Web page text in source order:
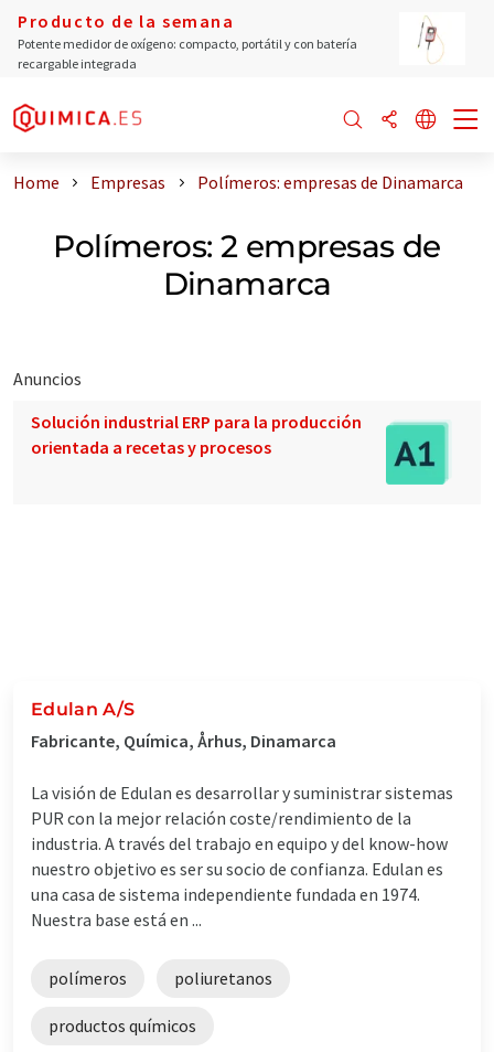
Producto de la semana
Potente medidor de oxígeno: compacto, portátil y con batería
recargable integrada
Home Empresas Polímeros: empresas de Dinamarca
Polímeros: 2 empresas de
Dinamarca
Anuncios
Solución industrial ERP para la producción
orientada a recetas y procesos
Edulan A/S
Fabricante, Química, Århus, Dinamarca
La visión de Edulan es desarrollar y suministrar sistemas
PUR con la mejor relación coste/rendimiento de la
industria. A través del trabajo en equipo y del know-how
nuestro objetivo es ser su socio de confianza. Edulan es
una casa de sistema independiente fundada en 1974.
Nuestra base está en ...
polímeros poliuretanos
productos químicos